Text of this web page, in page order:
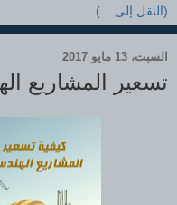
السبت، 13 مايو 2017
تسعير المشاريع